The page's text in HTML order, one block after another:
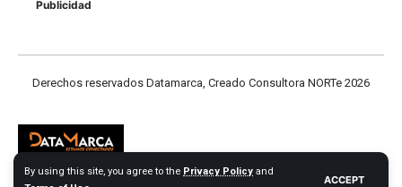
By using this site, you agree to the Privacy Policy and
ACCEPT
Publicidad
Derechos reservados Datamarca, Creado Consultora NORTe 2026